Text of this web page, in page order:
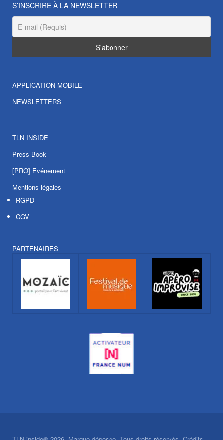
S’INSCRIRE À LA NEWSLETTER
APPLICATION MOBILE
NEWSLETTERS
TLN INSIDE
Press Book
[PRO] Evénement
Mentions légales
RGPD
CGV
PARTENAIRES